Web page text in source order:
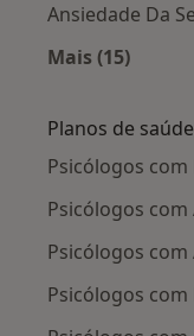
Ansiedade Da
Mais (15)
Planos de
Psicólogos
Psicólogos
Psicólogos com
Psicólogos